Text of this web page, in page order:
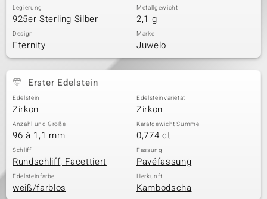
Legierung
925er Sterling Silber
Metallgewicht
2,1 g
Design
Eternity
Marke
Juwelo
Erster Edelstein
Edelstein
Zirkon
Edelsteinvarietät
Zirkon
Anzahl und Größe
96 à 1,1 mm
Karatgewicht Summe
0,774 ct
Schliff
Rundschliff, Facettiert
Fassung
Pavéfassung
Edelsteinfarbe
weiß/farblos
Herkunft
Kambodscha